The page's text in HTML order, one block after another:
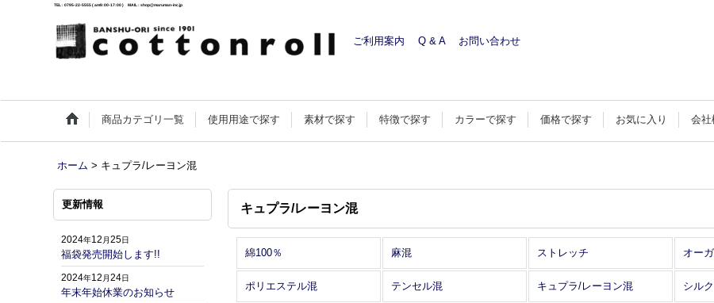
TEL : 0795-22-5555 ( am9:00-17:00 ) MAIL : shop@maruman-inc.jp
ご利用案内 Q & A お問い合わせ
商品カテゴリ一覧 使用用途で探す 素材で探す 特徴で探す カラーで探す 価格で探す お気に入り 会社
ホーム > キュプラ/レーヨン混
更新情報
2024年12 月25日
福袋発売開始します!!
2024年12 月24日
年末年始休業のお知らせ
キュプラ/レーヨン混
綿100％ 麻混 ストレッチ オー
ポリエステル混 テンセル混 キュプラ/レーヨン混 シル